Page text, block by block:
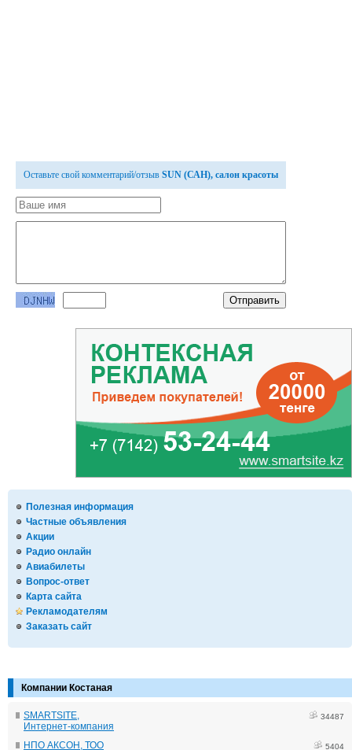
Полезная информация
Частные объявления
Акции
Радио онлайн
Авиабилеты
Вопрос-ответ
Карта сайта
Рекламодателям
Заказать сайт
Компании Костаная
SMARTSITE,
Интернет-компания
34487
НПО АКСОН, ТОО 5404
Оставьте свой комментарий/отзыв SUN (САН), салон красоты